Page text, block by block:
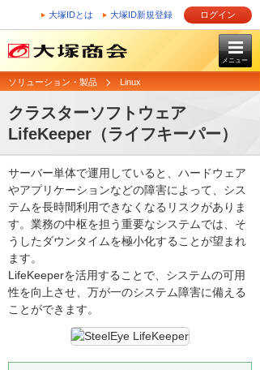
大塚IDとは 大塚ID新規登録 ログイン
メニュー
ソリューション・製品 Linux
クラスターソフトウェア
LifeKeeper（ライフキーパー）
サーバー単体で運用していると、ハードウェア
やアプリケーションなどの障害によって、シス
テムを長時間利用できなくなるリスクがありま
す。業務の中枢を担う重要なシステムでは、そ
うしたダウンタイムを極小化することが望まれ
ます。
LifeKeeperを活用することで、システムの可用
性を向上させ、万が一のシステム障害に備える
ことができます。